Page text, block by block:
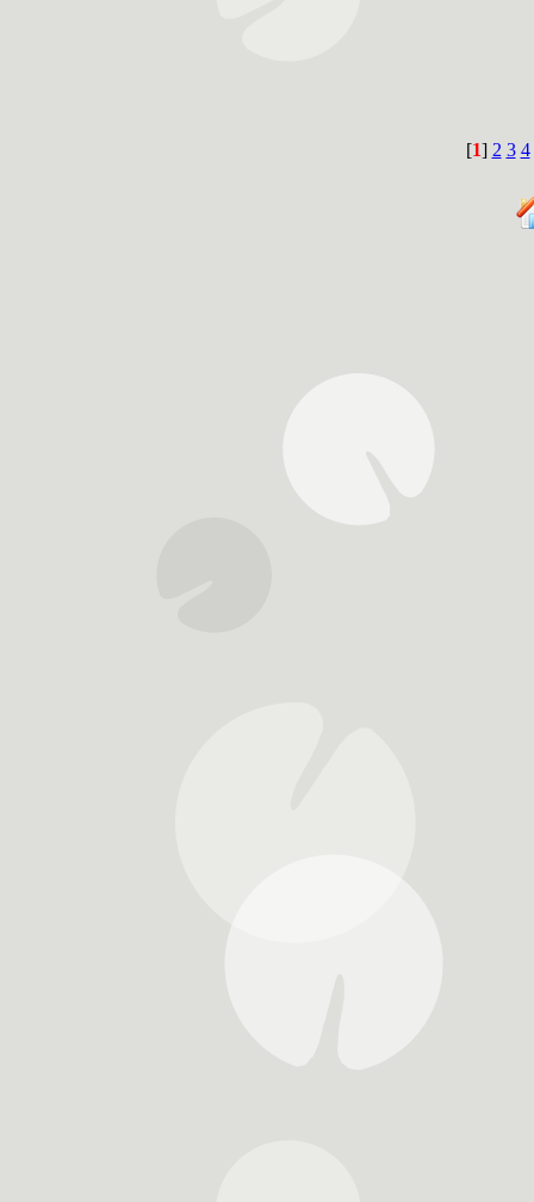
[1] 2 3 4